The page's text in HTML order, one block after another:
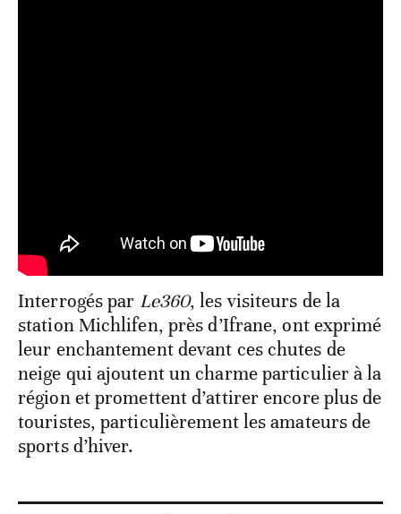
Interrogés par Le360, les visiteurs de la
station Michlifen, près d’Ifrane, ont exprimé
leur enchantement devant ces chutes de
neige qui ajoutent un charme particulier à la
région et promettent d’attirer encore plus de
touristes, particulièrement les amateurs de
sports d’hiver.